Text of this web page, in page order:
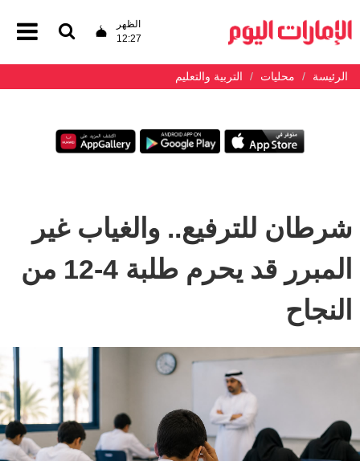
الظهر
12:27
الرئيسة محليات التربية والتعليم
شرطان للترفيع.. والغياب غير
المبرر قد يحرم طلبة 4-12 من
النجاح